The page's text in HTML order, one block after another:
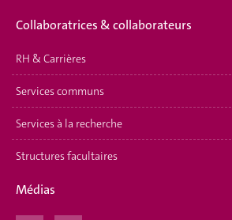
Collaboratrices & collaborateurs
RH & Carrières
Services communs
Services à la recherche
Structures facultaires
Médias